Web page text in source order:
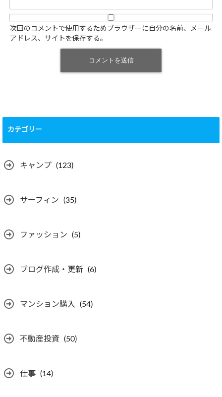
次回のコメントで使用するためブラウザーに自分の名前、メール
アドレス、サイトを保存する。
カテゴリー
キャンプ (123)
サーフィン (35)
ファッション (5)
ブログ作成・更新 (6)
マンション購入 (54)
不動産投資 (50)
仕事 (14)